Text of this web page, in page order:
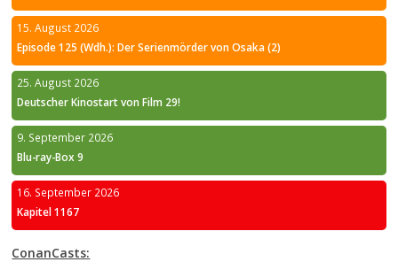
15. August 2026
Episode 125 (Wdh.): Der Serienmörder von Osaka (2)
25. August 2026
Deutscher Kinostart von Film 29!
9. September 2026
Blu-ray-Box 9
16. September 2026
Kapitel 1167
ConanCasts: